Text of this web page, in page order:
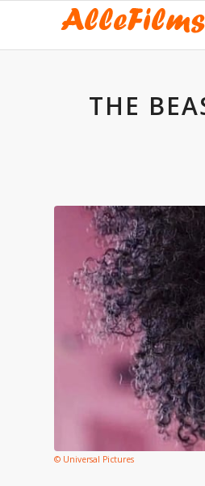
THE
© Universal Pictures